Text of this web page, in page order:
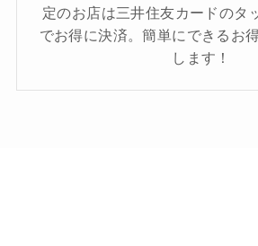
定のお店は三井住友カードのタ
でお得に決済。簡単にできるお
します！